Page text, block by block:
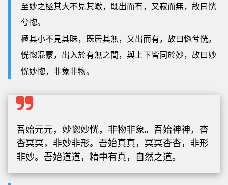
至妙之極其大不見其皦，既出而有，又寂而無，故曰恍
兮惚。
極其小不見其昧，既居其無，又出而有，故曰惚兮恍。
恍惚混蒙，出入於有無之間，與上下皆同於妙，故曰妙
恍妙惚，非象非物。
吾始元元，妙惚妙恍，非物非象。吾始神神，杳
杳冥冥，非妙非形。吾始真真，冥冥杳杳，非形
非妙。吾始道道，精中有真，自然之道。